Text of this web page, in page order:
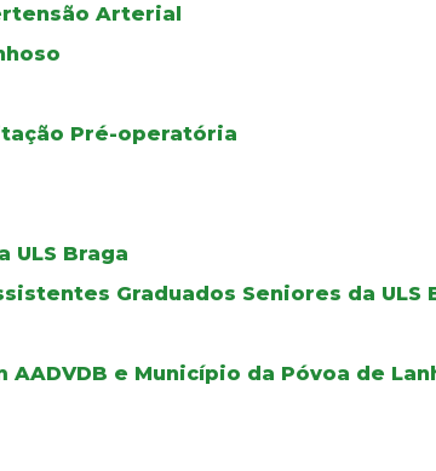
Arterial
Pré-operatória
Braga
Graduados Seniores da ULS
e Município da Póvoa de